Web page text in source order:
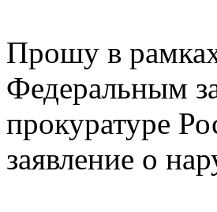
Прошу в
Федеральным
прокуратуре
заявление о